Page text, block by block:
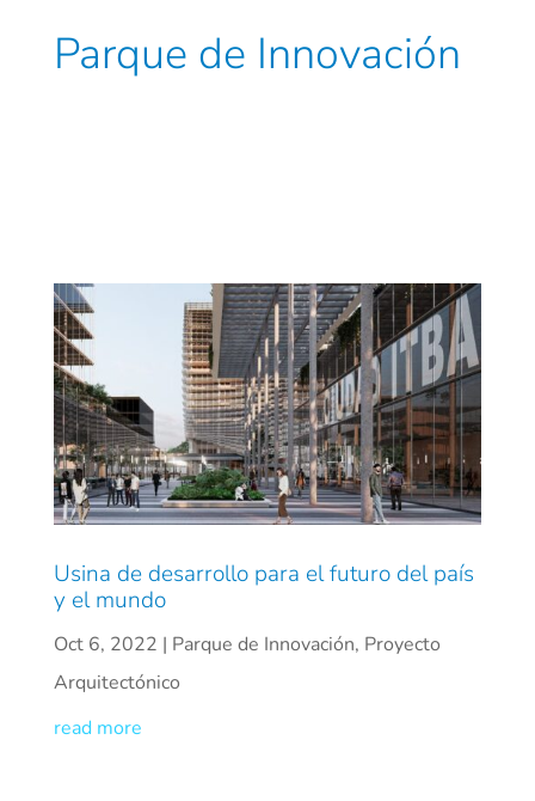
Parque de Innovación
Usina de desarrollo para el futuro del país
y el mundo
Oct 6, 2022 | Parque de Innovación, Proyecto
Arquitectónico
read more